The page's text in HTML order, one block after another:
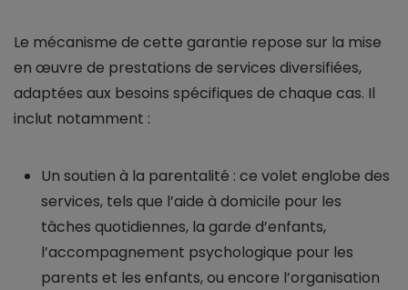
Le mécanisme de cette garantie repose sur la mise
en œuvre de prestations de services diversifiées,
adaptées aux besoins spécifiques de chaque cas. Il
inclut notamment :
Un soutien à la parentalité : ce volet englobe des
services, tels que l’aide à domicile pour les
tâches quotidiennes, la garde d’enfants,
l’accompagnement psychologique pour les
parents et les enfants, ou encore l’organisation